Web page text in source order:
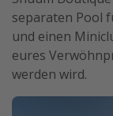
separaten Pool
und einen
eures
werden wird.